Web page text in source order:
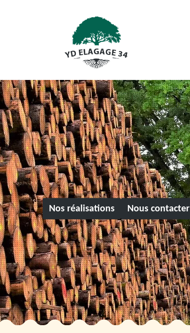
Nos réalisations Nous contacter